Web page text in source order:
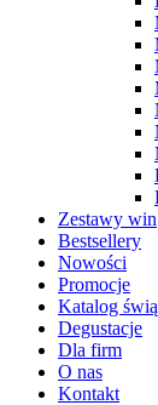
Zestawy win
Bestsellery
Nowości
Promocje
Katalog
Degustacje
Dla firm
O nas
Kontakt